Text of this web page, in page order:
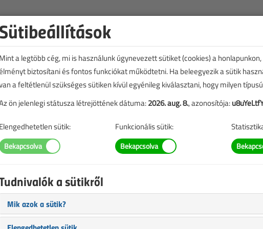
és bányavillamossági mérnök,
tűzvédelmi mérnök, munka-,
Sütibeállítások
Mint a legtöbb cég, mi is használunk úgynevezett sütiket (cookies) a
biztosítani és fontos funkciókat működtetni. Ha beleegyezik a sütik
a feltétlenül szükséges sütiken kívül egyénileg kiválasztani, hogy milyen
ön jelenlegi státusza létrejöttének dátuma:2026. aug. 8., azonosítója:
Elengedhetetlen sütik: Funkcionális sütik:
a sütikről
Mik azok a sütik?